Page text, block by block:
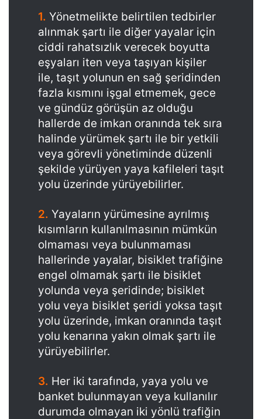
1. Yönetmelikte belirtilen tedbirler
alınmak şartı ile diğer yayalar için
ciddi rahatsızlık verecek boyutta
eşyaları iten veya taşıyan kişiler
ile, taşıt yolunun en sağ şeridinden
fazla kısmını işgal etmemek, gece
ve gündüz görüşün az olduğu
hallerde de imkan oranında tek sıra
halinde yürümek şartı ile bir yetkili
veya görevli yönetiminde düzenli
şekilde yürüyen yaya kafileleri taşıt
yolu üzerinde yürüyebilirler.
2. Yayaların yürümesine ayrılmış
kısımların kullanılmasının mümkün
olmaması veya bulunmaması
hallerinde yayalar, bisiklet trafiğine
engel olmamak şartı ile bisiklet
yolunda veya şeridinde; bisiklet
yolu veya bisiklet şeridi yoksa taşıt
yolu üzerinde, imkan oranında taşıt
yolu kenarına yakın olmak şartı ile
yürüyebilirler.
3. Her iki tarafında, yaya yolu ve
banket bulunmayan veya kullanılır
durumda olmayan iki yönlü trafiğin